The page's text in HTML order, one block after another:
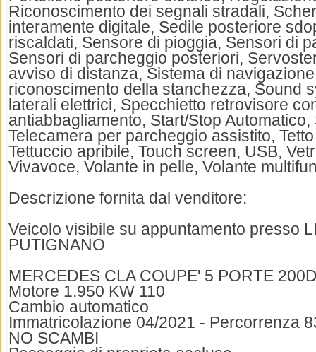
Riconoscimento dei segnali stradali,
interamente digitale, Sedile posteriore
riscaldati, Sensore di pioggia, Sensori di
Sensori di parcheggio posteriori,
avviso di distanza, Sistema di
riconoscimento della stanchezza, Sound
laterali elettrici, Specchietto retrovisore
antiabbagliamento, Start/Stop
Telecamera per parcheggio assistito,
Tettuccio apribile, Touch screen, USB,
Vivavoce, Volante in pelle, Volante
Descrizione fornita dal venditore:
Veicolo visibile su appuntamento presso
PUTIGNANO
MERCEDES CLA COUPE' 5 PORTE
Motore 1.950 KW 110
Cambio automatico
Immatricolazione 04/2021 - Percorrenza
NO SCAMBI